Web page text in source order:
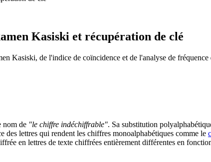
Kasiski et récupération de clé
Kasiski, de l'indice de coïncidence et de l'analyse de fréquence
nom de "le chiffre indéchiffrable". Sa substitution
des lettres qui rendent les chiffres monoalphabétiques comme le
en lettres de texte chiffrées entièrement différentes en